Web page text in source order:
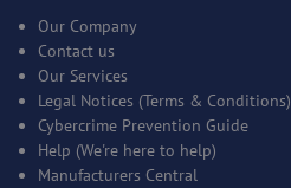
Our Company
Contact us
Our Services
Legal Notices (Terms & Conditions)
Cybercrime Prevention Guide
Help (We're here to help)
Manufacturers Central